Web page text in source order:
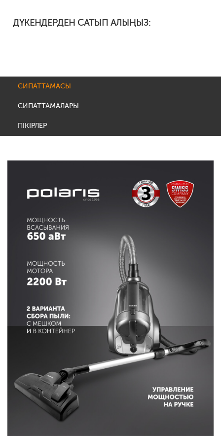
ДҮКЕНДЕРДЕН САТЫП АЛЫҢЫЗ:
СИПАТТАМАСЫ
СИПАТТАМАЛАРЫ
ПІКІРЛЕР